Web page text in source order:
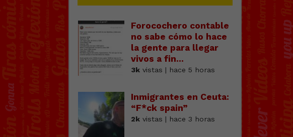
Forocochero contable
no sabe cómo lo hace
la gente para llegar
vivos a fin...
3kvistas | hace 5 horas
Inmigrantes en Ceuta:
“F*ck spain”
2kvistas | hace 3 horas